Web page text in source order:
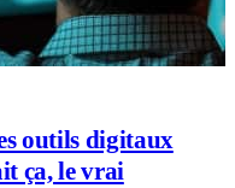
outils digitaux
ça, le vrai